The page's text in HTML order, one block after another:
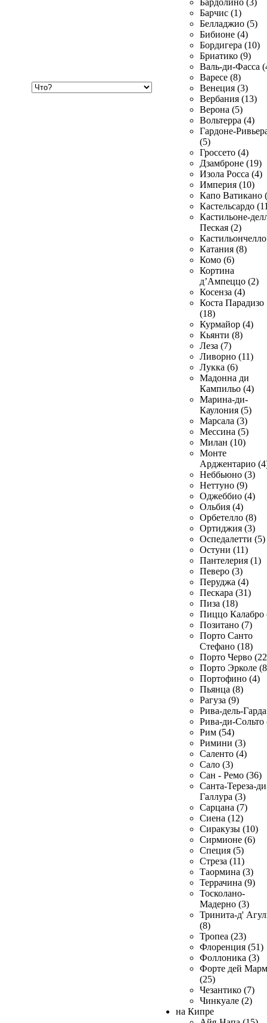
Бардолино (3)
Барчис (1)
Белладжио (5)
Бибионе (4)
Бордигера (10)
Бриатико (9)
Валь-ди-Фасса
Варесе (8)
Венеция (3)
Вербания (13)
Верона (5)
Вольтерра (4)
Гардоне-
(5)
Гроссето (4)
Дзамброне (19)
Изола Росса (4)
Империя (10)
Капо Ватикано
Кастельсардо
Кастильоне-
Пеская (2)
Катания (8)
Комо (6)
Кортина
д’Ампеццо (2)
Косенза (4)
Коста Парадизо
(18)
Курмайор (4)
Кьянти (8)
Леза (7)
Ливорно (11)
Лукка (6)
Мадонна ди
Кампильо (4)
Марина-ди-
Каулония (5)
Марсала (3)
Мессина (5)
Милан (10)
Монте
Арджентарио
Неббьюно (3)
Неттуно (9)
Оджеббио (4)
Ольбия (4)
Орбетелло (8)
Ортиджия (3)
Оспедалетти (5)
Остуни (11)
Пантелерия (1)
Певеро (3)
Перуджа (4)
Пескара (31)
Пиза (18)
Пиццо Калабро
Позитано (7)
Порто Санто
Стефано (18)
Порто Черво
Порто Эрколе
Портофино (4)
Пьянца (8)
Рагуза (9)
Рива-дель-
Рива-ди-Сольто
Рим (54)
Римини (3)
Саленто (4)
Сало (3)
Сан - Ремо (36)
Санта-Тереза-
Галлура (3)
Сарцана (7)
Сиена (12)
Сиракузы (10)
Сирмионе (6)
Специя (5)
Стреза (11)
Таормина (3)
Террачина (9)
Тосколано-
Мадерно (3)
Тринита-д'
(8)
Тропеа (23)
Флоренция (51)
Фоллоника (3)
Форте дей
(25)
Чезантико (7)
Чинкуале (2)
на Кипре